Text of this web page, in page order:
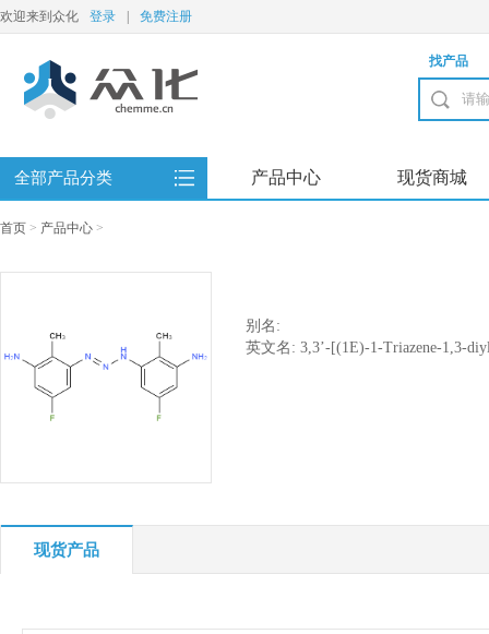
欢迎来到众化 登录 免费注册
找产品
全部产品分类 产品中心 现货商城
首页 > 产品中心 >
别名:
英文名: 3,3’-[(1E)-1-Triazene-1,3-
现货产品